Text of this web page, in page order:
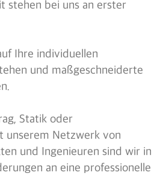
stehen bei uns an erster
Ihre individuellen
und maßgeschneiderte
Statik oder
unserem Netzwerk von
und Ingenieuren sind wir in
an eine professionelle